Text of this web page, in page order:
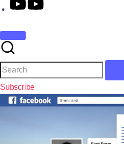
Subscribe